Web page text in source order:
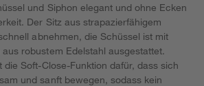
und Siphon elegant und ohne Ecken
Der Sitz aus strapazierfähigem
abnehmen, die Schüssel ist mit
robustem Edelstahl ausgestattet.
die Soft-Close-Funktion dafür, dass sich
und sanft bewegen, sodass kein